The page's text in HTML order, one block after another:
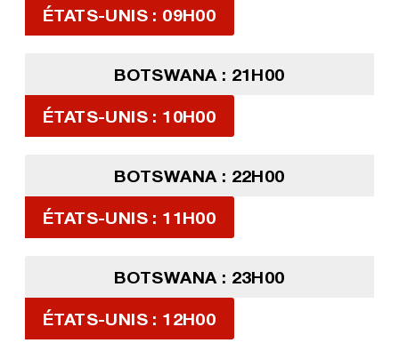
ÉTATS-UNIS : 09H00
BOTSWANA : 21H00
ÉTATS-UNIS : 10H00
BOTSWANA : 22H00
ÉTATS-UNIS : 11H00
BOTSWANA : 23H00
ÉTATS-UNIS : 12H00